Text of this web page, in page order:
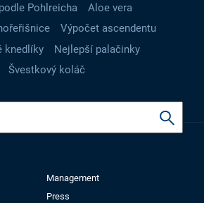
Pohlreicha
Aloe vera
Výpočet ascendentu
knedlíky
Nejlepší palačinky
Švestkový koláč
Management
Press